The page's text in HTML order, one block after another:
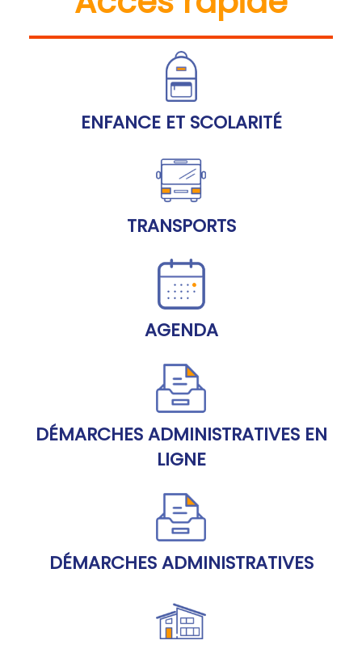
ENFANCE ET SCOLARITÉ
TRANSPORTS
AGENDA
DÉMARCHES ADMINISTRATIVES EN
LIGNE
DÉMARCHES ADMINISTRATIVES